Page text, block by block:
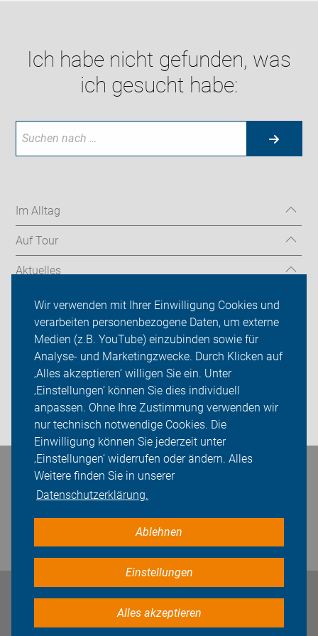
Wir verwenden mit Ihrer Einwilligung Cookies und
verarbeiten personenbezogene Daten, um externe
Medien (z.B. YouTube) einzubinden sowie für
Analyse- und Marketingzwecke. Durch Klicken auf
‚Alles akzeptieren‘ willigen Sie ein. Unter
‚Einstellungen‘ können Sie dies individuell
anpassen. Ohne Ihre Zustimmung verwenden wir
nur technisch notwendige Cookies. Die
Einwilligung können Sie jederzeit unter
‚Einstellungen‘ widerrufen oder ändern. Alles
Weitere finden Sie in unserer
Datenschutzerklärung.
Ablehnen
Einstellungen
Alles akzeptieren
Ich habe nicht gefunden, was
ich gesucht habe:
Im Alltag
Auf Tour
Aktuelles
Über uns
Mitgliedschaft
Fachwissen
Presse
Login
Bleiben Sie in Kontakt